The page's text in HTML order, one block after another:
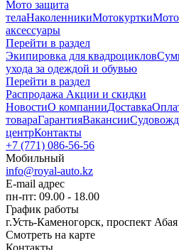
Мото защита
телаНаколенникиМотокуртки
аксессуары
Перейти в раздел
Экипировка для квадроциклов
ухода за одеждой и обувью
Перейти в раздел
Распродажа Акции и скидки
НовостиО компанииДоставка
товараГарантияВакансии
центрКонтакты
+7 (771) 086-56-56
Мобильный
info@royal-auto.kz
E-mail адрес
пн-пт: 09.00 - 18.00
График работы
г.Усть-Каменогорск, проспект Абая
Смотреть на карте
Контакты